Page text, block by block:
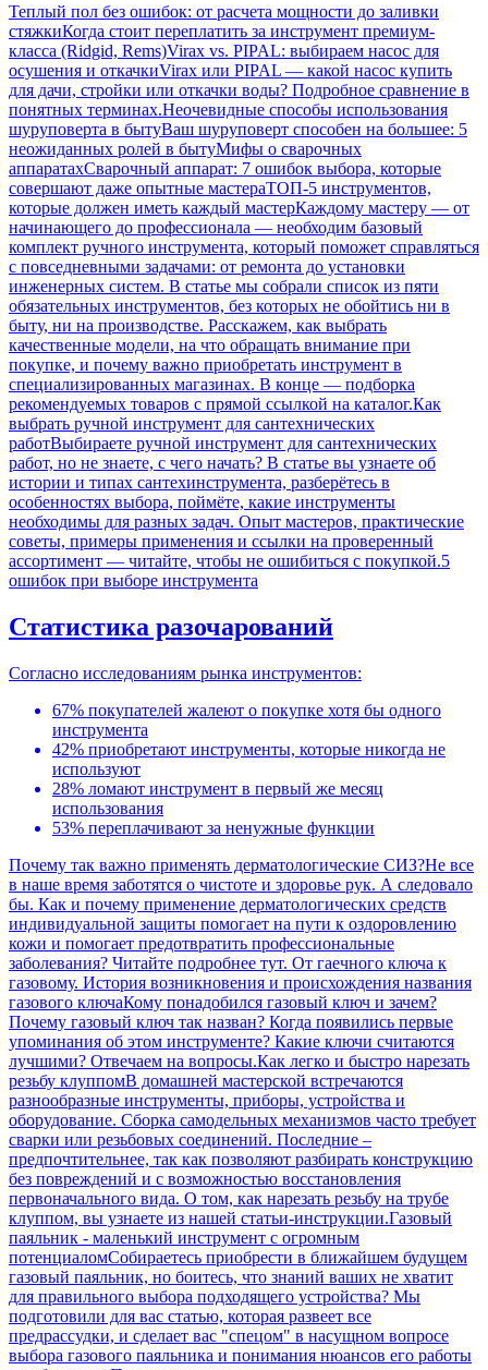
Теплый пол без ошибок: от расчета мощности до заливки
стяжкиКогда стоит переплатить за инструмент премиум-
класса (Ridgid, Rems)Virax vs. PIPAL: выбираем насос для
осушения и откачкиVirax или PIPAL — какой насос купить
для дачи, стройки или откачки воды? Подробное сравнение в
понятных терминах.Неочевидные способы использования
шуруповерта в бытуВаш шуруповерт способен на большее: 5
неожиданных ролей в бытуМифы о сварочных
аппаратахСварочный аппарат: 7 ошибок выбора, которые
совершают даже опытные мастераТОП-5 инструментов,
которые должен иметь каждый мастерКаждому мастеру — от
начинающего до профессионала — необходим базовый
комплект ручного инструмента, который поможет справляться
с повседневными задачами: от ремонта до установки
инженерных систем. В статье мы собрали список из пяти
обязательных инструментов, без которых не обойтись ни в
быту, ни на производстве. Расскажем, как выбрать
качественные модели, на что обращать внимание при
покупке, и почему важно приобретать инструмент в
специализированных магазинах. В конце — подборка
рекомендуемых товаров с прямой ссылкой на каталог.Как
выбрать ручной инструмент для сантехнических
работВыбираете ручной инструмент для сантехнических
работ, но не знаете, с чего начать? В статье вы узнаете об
истории и типах сантехинструмента, разберётесь в
особенностях выбора, поймёте, какие инструменты
необходимы для разных задач. Опыт мастеров, практические
советы, примеры применения и ссылки на проверенный
ассортимент — читайте, чтобы не ошибиться с покупкой.5
ошибок при выборе инструмента
Статистика разочарований
Согласно исследованиям рынка инструментов:
67% покупателей жалеют о покупке хотя бы одного
инструмента
42% приобретают инструменты, которые никогда не
используют
28% ломают инструмент в первый же месяц
использования
53% переплачивают за ненужные функции
Почему так важно применять дерматологические СИЗ?Не все
в наше время заботятся о чистоте и здоровье рук. А следовало
бы. Как и почему применение дерматологических средств
индивидуальной защиты помогает на пути к оздоровлению
кожи и помогает предотвратить профессиональные
заболевания? Читайте подробнее тут. От гаечного ключа к
газовому. История возникновения и происхождения названия
газового ключаКому понадобился газовый ключ и зачем?
Почему газовый ключ так назван? Когда появились первые
упоминания об этом инструменте? Какие ключи считаются
лучшими? Отвечаем на вопросы.Как легко и быстро нарезать
резьбу клуппомВ домашней мастерской встречаются
разнообразные инструменты, приборы, устройства и
оборудование. Сборка самодельных механизмов часто требует
сварки или резьбовых соединений. Последние –
предпочтительнее, так как позволяют разбирать конструкцию
без повреждений и с возможностью восстановления
первоначального вида. О том, как нарезать резьбу на трубе
клуппом, вы узнаете из нашей статьи-инструкции.Газовый
паяльник - маленький инструмент с огромным
потенциаломСобираетесь приобрести в ближайшем будущем
газовый паяльник, но боитесь, что знаний ваших не хватит
для правильного выбора подходящего устройства? Мы
подготовили для вас статью, которая развеет все
предрассудки, и сделает вас "спецом" в насущном вопросе
выбора газового паяльника и понимания нюансов его работы